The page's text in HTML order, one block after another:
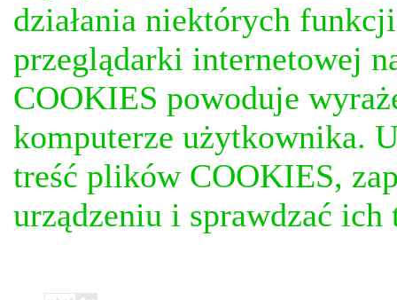
działania niektórych
przeglądarki internetowej
COOKIES powoduje
komputerze użytkownika.
treść plików COOKIES,
urządzeniu i sprawdzać ich